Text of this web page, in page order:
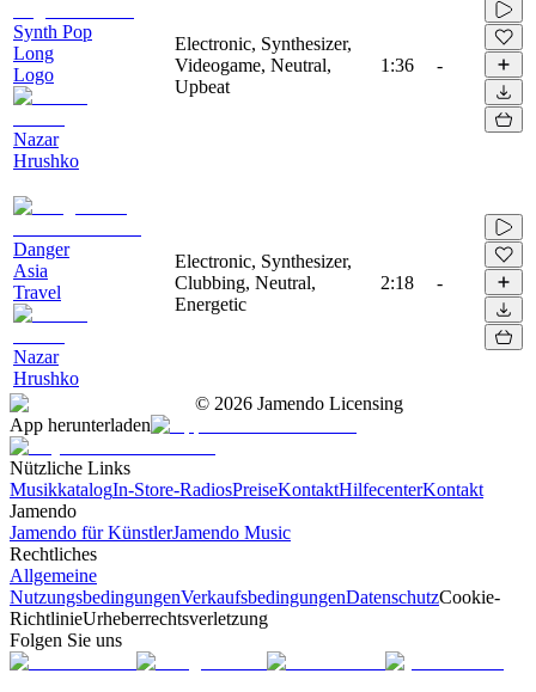
Synth Pop
Long
Logo
Nazar
Hrushko
Electronic, Synthesizer,
Videogame, Neutral,
Upbeat
1:36 -
Danger
Asia
Travel
Nazar
Hrushko
Electronic, Synthesizer,
Clubbing, Neutral,
Energetic
2:18 -
© 2026 Jamendo Licensing
App herunterladen
Nützliche Links
MusikkatalogIn-Store-RadiosPreiseKontaktHilfecenterKontakt
Jamendo
Jamendo für KünstlerJamendo Music
Rechtliches
Allgemeine
NutzungsbedingungenVerkaufsbedingungenDatenschutzCookie-
RichtlinieUrheberrechtsverletzung
Folgen Sie uns